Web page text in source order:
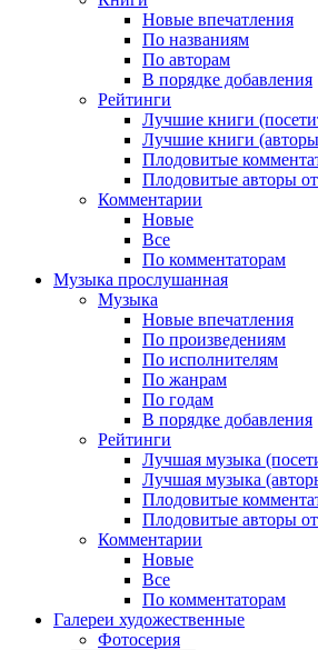
Новые впечатления
По названиям
По авторам
В порядке добавления
Рейтинги
Лучшие книги
Лучшие книги
Плодовитые
Плодовитые авторы
Комментарии
Новые
Все
По комментаторам
Музыка прослушанная
Музыка
Новые впечатления
По произведениям
По исполнителям
По жанрам
По годам
В порядке добавления
Рейтинги
Лучшая музыка
Лучшая музыка
Плодовитые
Плодовитые авторы
Комментарии
Новые
Все
По комментаторам
Галереи художественные
Фотосерия